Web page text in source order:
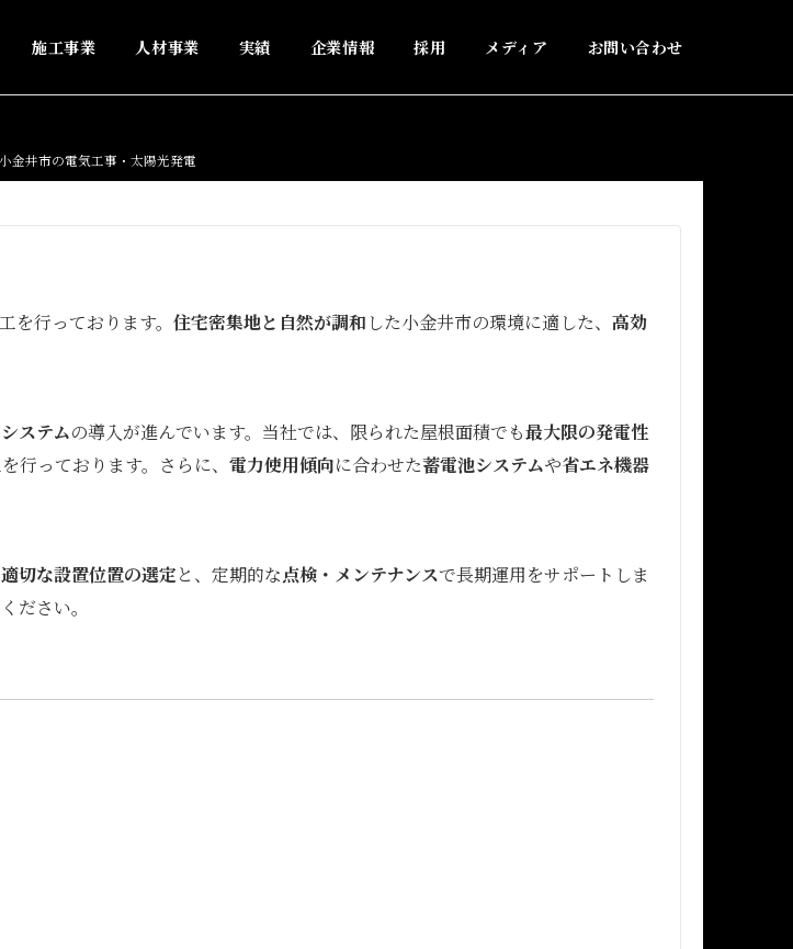
施工事業 人材事業 実績 企業情報 採用 メディア お問い合わせ
小金井市の電気工事・太陽光発電
を行っております。 住宅密集地と自然が調和 した小金井市の環境に適した、 高効
ステムの導入が進んでいます。当社では、限られた屋根面積でも最大限の発電性
行っております。さらに、 電力使用傾向に合わせた蓄電池システムや省エネ機器
適切な設置位置の選定と、定期的な点検・メンテナンスで長期運用をサポートしま
ださい。